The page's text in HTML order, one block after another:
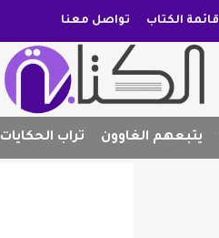
قائمة الكتاب تواصل معنا
يتبعهم الغاوون تراب الحكايات